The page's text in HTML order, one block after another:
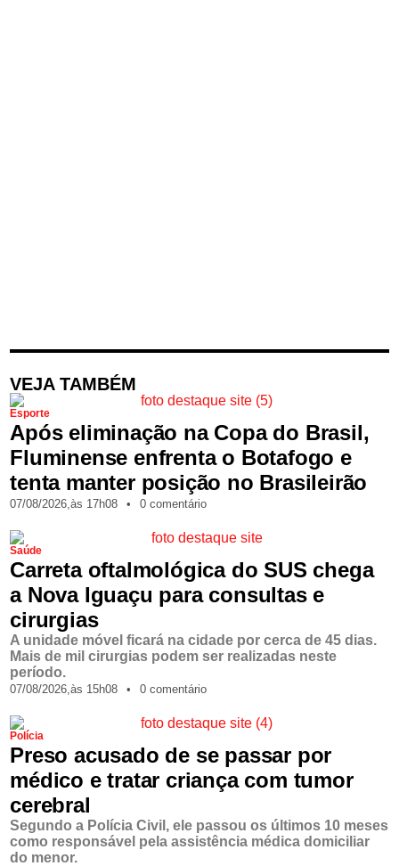
VEJA TAMBÉM
Esporte
Após eliminação na Copa do Brasil,
Fluminense enfrenta o Botafogo e
tenta manter posição no Brasileirão
07/08/2026,às 17h08 • 0 comentário
Saúde
Carreta oftalmológica do SUS chega
a Nova Iguaçu para consultas e
cirurgias
A unidade móvel ficará na cidade por cerca de 45 dias.
Mais de mil cirurgias podem ser realizadas neste
período.
07/08/2026,às 15h08 • 0 comentário
Polícia
Preso acusado de se passar por
médico e tratar criança com tumor
cerebral
Segundo a Polícia Civil, ele passou os últimos 10 meses
como responsável pela assistência médica domiciliar
do menor.